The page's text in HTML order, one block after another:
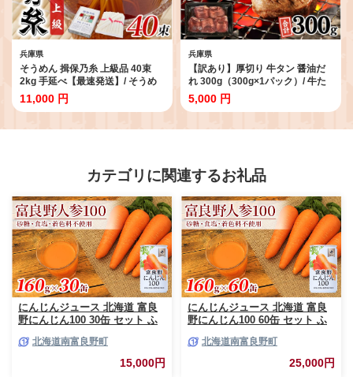
兵庫県
そうめん 揖保乃糸 上級品 40束
2kg 手延べ【最速発送】/ そうめ
ん ギフト お取り寄せ 乾麺 手延べ
にゅうめん 素麺 麺類 夕飯 簡単調
食 アレンジ 洋風 チャンプル 温か
11,000 円
兵庫県
【訳あり】厚切り 牛タン 醤油だ
れ 300g（300g×1パック）/ 牛た
ん タン ぎゅうたん 厚切り牛タン
タン元 タン中 肉 にく 冷凍 やわら
肉 訳あり牛タン 不揃い 小分け 焼
5,000 円
カテゴリに関連するお礼品
にんじんジュース 北海道 富良
野にんじん100 30缶 セット ふ
んじん ジュース 野菜ジュース
人参ジュース キャロットジュー
ス 野菜 飲料 缶 ケース買い 箱
北海道南富良野町
15,000円
にんじんジュース 北海道 富良
野にんじん100 60缶 セット ふ
んじん ジュース 野菜ジュース
キャロットジュース 富良野人参
ジュース 野菜 飲料 缶 ケース買
北海道南富良野町
25,000円